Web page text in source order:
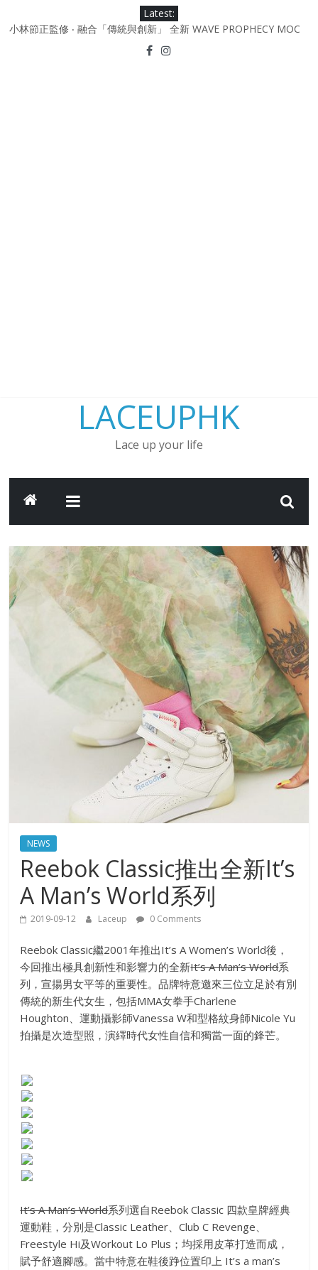
Latest:
小林節正監修 ‧ 融合「傳統與創新」 全新 WAVE PROPHECY MOC
Under Armour Curry 12最新簽名鞋升級登場 Curry USA 夢幻配色
LACEUPHK
Lace up your life
NEWS
Reebok Classic推出全新It’s
A Man’s World系列
2019-09-12 Laceup 0 Comments
Reebok Classic繼2001年推出It’s A Women’s World後，
今回推出極具創新性和影響力的全新It’s A Man’s World系
列，宣揚男女平等的重要性。品牌特意邀來三位立足於有別
傳統的新生代女生，包括MMA女拳手Charlene
Houghton、運動攝影師Vanessa W和型格紋身師Nicole Yu
拍攝是次造型照，演繹時代女性自信和獨當一面的鋒芒。
It’s A Man’s World系列選自Reebok Classic 四款皇牌經典
運動鞋，分別是Classic Leather、Club C Revenge、
Freestyle Hi及Workout Lo Plus；均採用皮革打造而成，
賦予舒適腳感。當中特意在鞋後踭位置印上 It’s a man’s